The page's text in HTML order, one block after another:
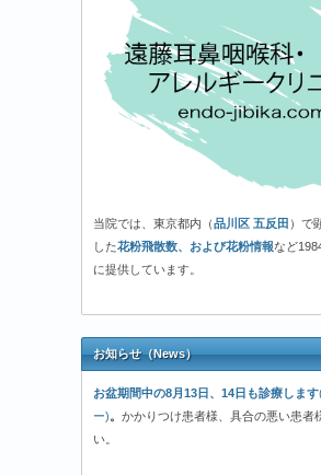
当院では、東京都内（品川区 五反田 ）で
した花粉飛散数、および花粉情報など
に提供しています。
お知らせ（News）
お盆期間中の8月13日、14日も診療します
ー)。 かかりつけ患者様、具合の悪い患者
い。